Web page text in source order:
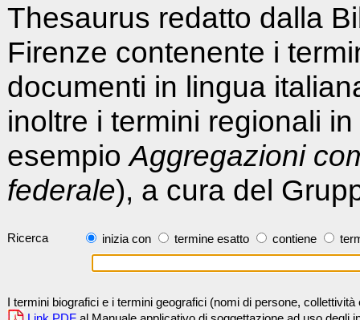
Thesaurus redatto dalla
Firenze contenente i
documenti in lingua
inoltre i termini regionali
esempioAggregazioni
federale), a cura del
Ricerca inizia con termine esatto contiene
I termini biografici e i termini geografici (nomi di persone,